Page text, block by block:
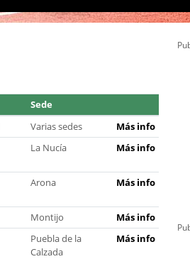
Sede
Varias sedes
Más info
La Nucía Más info
Arona Más info
Montijo
Más info
Puebla de la
Calzada
Más info